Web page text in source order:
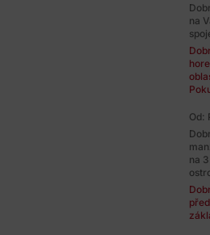
na
Od:
na